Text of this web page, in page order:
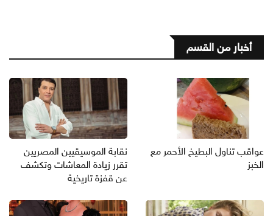
أخبار من القسم
عواقب تناول البطيخ الأحمر مع
الخبز
نقابة الموسيقيين المصريين
تقرر زيادة المعاشات وتكشف
عن قفزة تاريخية